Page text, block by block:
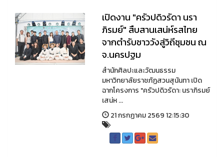
เปิดงาน "ครัวปดิวรัดา นรา
ภิรมย์" สืบสานเสน่ห์รสไทย
จากตำรับชาววังสู่วิถีชุมชน ณ
จ.นครปฐม
สำนักศิลปะและวัฒนธรรม
มหาวิทยาลัยราชภัฏสวนสุนันทา เปิด
ฉากโครงการ "ครัวปดิวรัดา: นราภิรมย์
เสน่ห ...
21 กรกฏาคม 2569 12:15:30